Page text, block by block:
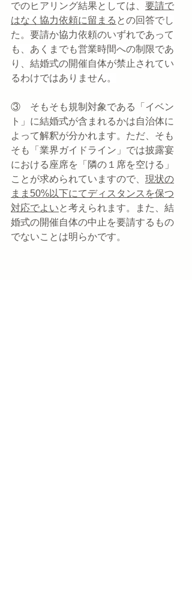
でのヒアリング結果としては、 要請で
はなく協力依頼に留まる との回答でし
た。要請か協力依頼のいずれであって
も、あくまでも営業時間への制限であ
り、結婚式の開催自体が禁止されてい
るわけではありません。
③　そもそも規制対象である「イベン
ト」に結婚式が含まれるかは自治体に
よって解釈が分かれます。ただ、そも
そも「業界ガイドライン」では披露宴
における座席を「隣の１席を空ける」
ことが求められていますので、 現状の
まま50%以下にてディスタンスを保つ
対応でよいと考えられます。また、結
婚式の開催自体の中止を要請するもの
でないことは明らかです。